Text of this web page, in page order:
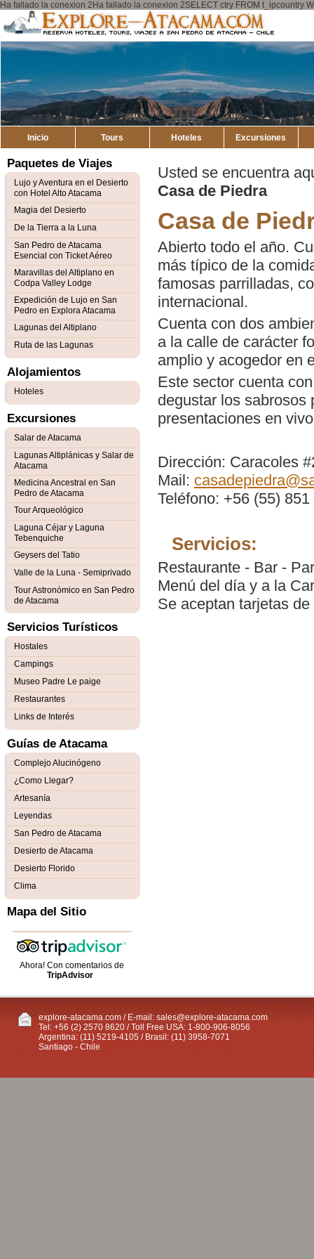
Ha fallado la conexion 2Ha fallado la conexion 2SELECT ctry FROM t_ipcountry
Mapa del Sitio
Inicio Tours Hoteles Excursiones
Usted se encuentra
Casa de Piedra
Casa de
Abierto todo el año.
más típico de la
famosas parrilladas,
internacional.
Cuenta con dos
a la calle de carácter
amplio y acogedor en
Este sector cuenta
degustar los sabrosos
presentaciones en
Dirección: Caracoles
Mail:
Teléfono: +56 (55) 851
Servicios:
Restaurante - Bar -
Menú del día y a la
Se aceptan tarjetas de
Paquetes de Viajes
Lujo y Aventura en el Desierto
con Hotel Alto Atacama
Magia del Desierto
De la Tierra a la Luna
San Pedro de Atacama
Esencial con Ticket Aéreo
Maravillas del Altiplano en
Codpa Valley Lodge
Expedición de Lujo en San
Pedro en Explora Atacama
Lagunas del Altiplano
Ruta de las Lagunas
Alojamientos
Hoteles
Excursiones
Salar de Atacama
Lagunas Altiplánicas y Salar de
Atacama
Medicina Ancestral en San
Pedro de Atacama
Tour Arqueológico
Laguna Céjar y Laguna
Tebenquiche
Geysers del Tatio
Valle de la Luna - Semiprivado
Tour Astronómico en San Pedro
de Atacama
Servicios Turísticos
Hostales
Campings
Museo Padre Le paige
Restaurantes
Links de Interés
Guías de Atacama
Complejo Alucinógeno
¿Como Llegar?
Artesanía
Leyendas
San Pedro de Atacama
Desierto de Atacama
Desierto Florido
Clima
Mapa del Sitio
Ahora! Con comentarios de
TripAdvisor
explore-atacama.com / E-mail: sales@explore-atacama.com
Tel: +56 (2) 2570 8620 / Toll Free USA: 1-800-906-8056
Argentina: (11) 5219-4105 / Brasil: (11) 3958-7071
Santiago - Chile